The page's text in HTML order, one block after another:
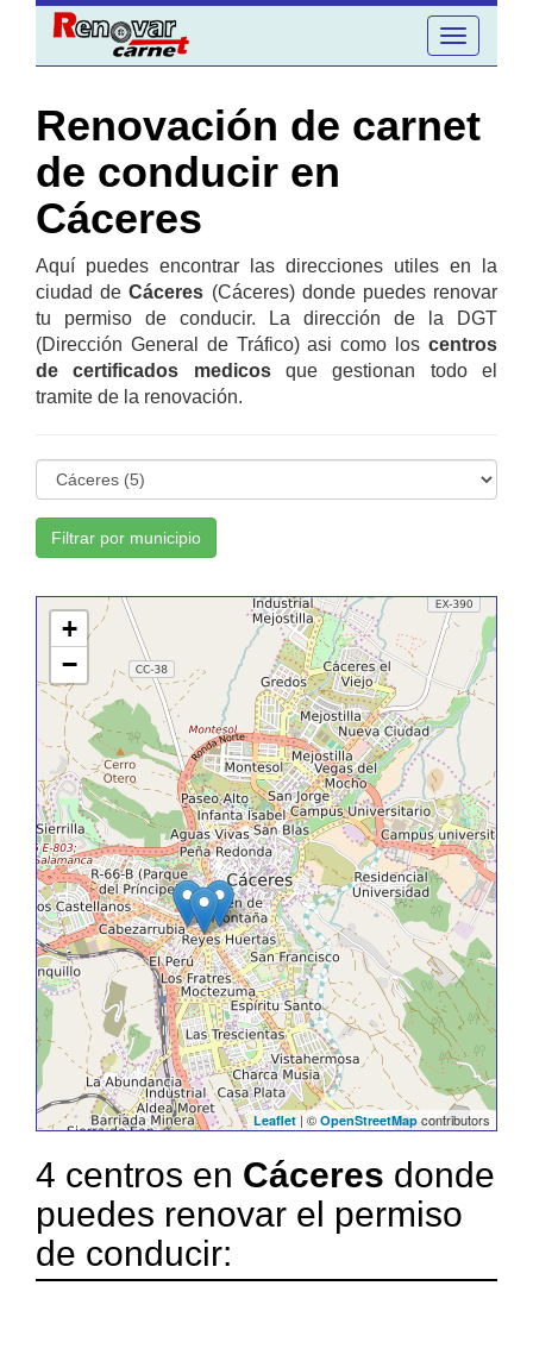
Toggle
navigation
Renovación de carnet
de conducir en
Cáceres
Aquí puedes encontrar las direcciones utiles en la
ciudad deCáceres (Cáceres) donde puedes renovar
tu permiso de conducir. La dirección de la DGT
(Dirección General de Tráfico) asi como los centros
de certificados medicosque gestionan todo el
tramite de la renovación.
Filtrar por municipio
+
−
Leaflet| © OpenStreetMap contributors
4 centros en Cáceres donde
puedes renovar el permiso
de conducir: